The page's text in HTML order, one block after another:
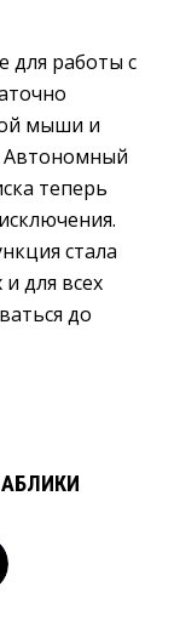
для работы с
мыши и
Автономный
теперь
стала
для всех
до